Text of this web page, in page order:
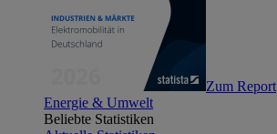
Zum Report
Energie & Umwelt
Beliebte Statistiken